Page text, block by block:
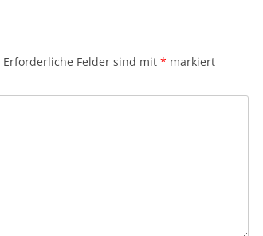
Erforderliche Felder sind mit * markiert